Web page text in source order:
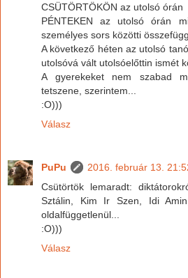
CSÜTÖRTÖKÖN az utolsó órán
PÉNTEKEN az utolsó órán
személyes sors közötti
A következő héten az utolsó
utolsóvá vált utolsóelőttin ismét
A gyerekeket nem szabad
tetszene, szerintem...
:O)))
Válasz
PuPu
2016. február 13.
Csütörtök lemaradt:
Sztálin, Kim Ir Szen, Idi
oldalfüggetlenül...
:O)))
Válasz